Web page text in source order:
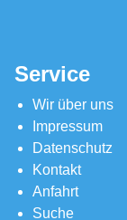
Service
Wir über uns
Impressum
Datenschutz
Kontakt
Anfahrt
Suche